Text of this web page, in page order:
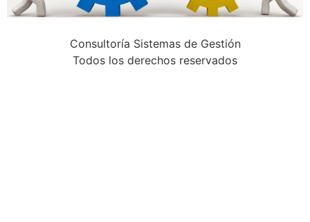
Consultoría Sistemas de Gestión
Todos los derechos reservados